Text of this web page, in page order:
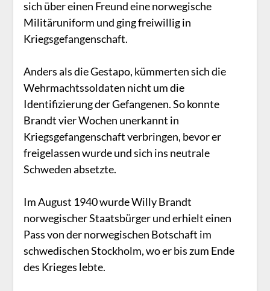
sich über einen Freund eine norwegische
Militäruniform und ging freiwillig in
Kriegsgefangenschaft.
Anders als die Gestapo, kümmerten sich die
Wehrmachtssoldaten nicht um die
Identifizierung der Gefangenen. So konnte
Brandt vier Wochen unerkannt in
Kriegsgefangenschaft verbringen, bevor er
freigelassen wurde und sich ins neutrale
Schweden absetzte.
Im August 1940 wurde Willy Brandt
norwegischer Staatsbürger und erhielt einen
Pass von der norwegischen Botschaft im
schwedischen Stockholm, wo er bis zum Ende
des Krieges lebte.